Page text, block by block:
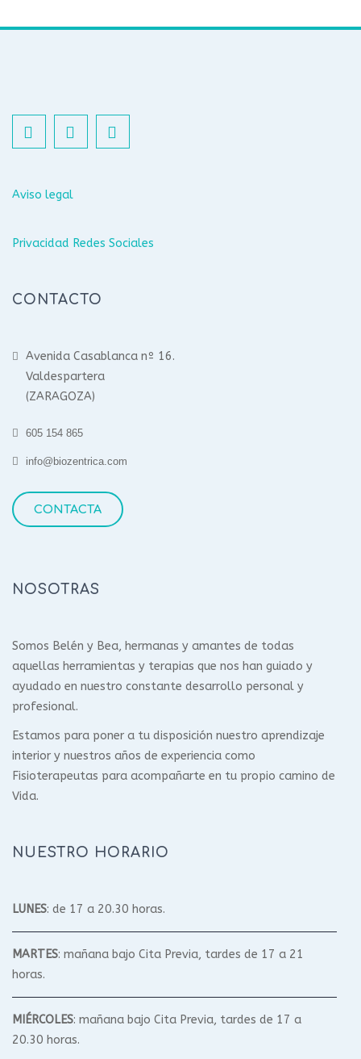
Aviso legal
Privacidad Redes Sociales
CONTACTO
Avenida Casablanca nº 16.
Valdespartera
(ZARAGOZA)
605 154 865
info@biozentrica.com
CONTACTA
NOSOTRAS
Somos Belén y Bea, hermanas y amantes de todas
aquellas herramientas y terapias que nos han guiado y
ayudado en nuestro constante desarrollo personal y
profesional.
Estamos para poner a tu disposición nuestro aprendizaje
interior y nuestros años de experiencia como
Fisioterapeutas para acompañarte en tu propio camino de
Vida.
NUESTRO HORARIO
LUNES: de 17 a 20.30 horas.
MARTES: mañana bajo Cita Previa, tardes de 17 a 21
horas.
MIÉRCOLES: mañana bajo Cita Previa, tardes de 17 a
20.30 horas.